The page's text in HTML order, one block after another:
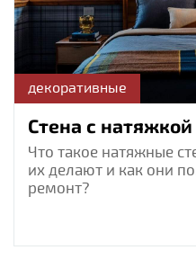
декоративные
Стена с натяжкой
Что такое натяжные
их делают и как они
ремонт?